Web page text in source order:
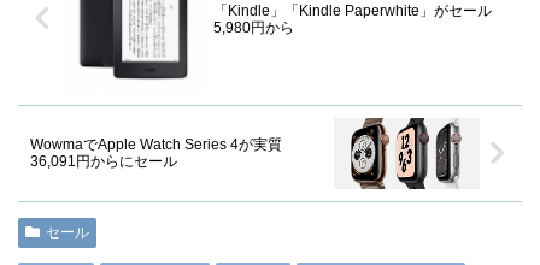
「Kindle」「Kindle Paperwhite」がセール
5,980円から
WowmaでApple Watch Series 4が実質
36,091円からにセール
セール